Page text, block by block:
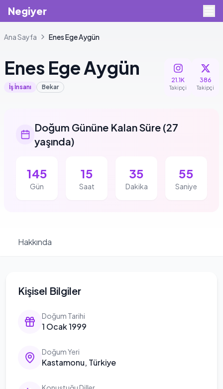
Negiyer
Ana Sayfa EnesEge Aygün
Enes Ege Aygün
İş İnsanı Bekar
21.1K
Takipçi
386
Takipçi
Doğum Gününe Kalan Süre (27
yaşında)
145
Gün
15
Saat
35
Dakika
55
Saniye
Hakkında
Kişisel Bilgiler
Doğum Tarihi
1 Ocak 1999
Doğum Yeri
Kastamonu, Türkiye